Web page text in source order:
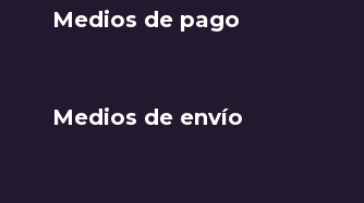
Medios de pago
Medios de envío